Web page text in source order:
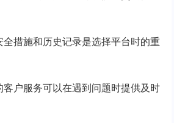
全措施和历史记录是选择平台时的重
客户服务可以在遇到问题时提供及时